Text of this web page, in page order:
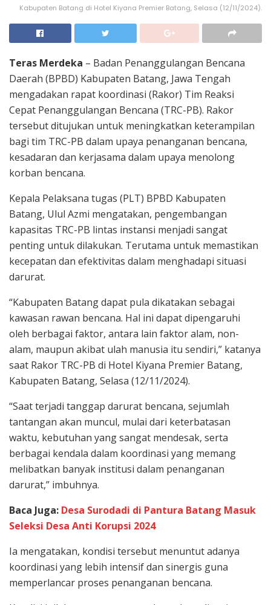
Kabupaten Batang di Hotel Kiyana Premier Batang, Selasa (12/11/2024).
Teras Merdeka – Badan Penanggulangan Bencana
Daerah (BPBD) Kabupaten Batang, Jawa Tengah
mengadakan rapat koordinasi (Rakor) Tim Reaksi
Cepat Penanggulangan Bencana (TRC-PB). Rakor
tersebut ditujukan untuk meningkatkan keterampilan
bagi tim TRC-PB dalam upaya penanganan bencana,
kesadaran dan kerjasama dalam upaya menolong
korban bencana.
Kepala Pelaksana tugas (PLT) BPBD Kabupaten
Batang, Ulul Azmi mengatakan, pengembangan
kapasitas TRC-PB lintas instansi menjadi sangat
penting untuk dilakukan. Terutama untuk memastikan
kecepatan dan efektivitas dalam menghadapi situasi
darurat.
“Kabupaten Batang dapat pula dikatakan sebagai
kawasan rawan bencana. Hal ini dapat dipengaruhi
oleh berbagai faktor, antara lain faktor alam, non-
alam, maupun akibat ulah manusia itu sendiri,” katanya
saat Rakor TRC-PB di Hotel Kiyana Premier Batang,
Kabupaten Batang, Selasa (12/11/2024).
“Saat terjadi tanggap darurat bencana, sejumlah
tantangan akan muncul, mulai dari keterbatasan
waktu, kebutuhan yang sangat mendesak, serta
berbagai kendala dalam koordinasi yang memang
melibatkan banyak institusi dalam penanganan
darurat,” imbuhnya.
Baca Juga: Desa Surodadi di Pantura Batang Masuk
Seleksi Desa Anti Korupsi 2024
Ia mengatakan, kondisi tersebut menuntut adanya
koordinasi yang lebih intensif dan sinergis guna
memperlancar proses penanganan bencana.